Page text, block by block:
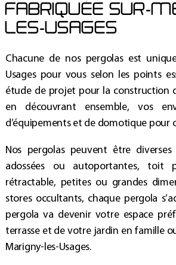
FABRIQUÉE SUR-
LES-USAGES
Chacune de nos pergolasest
Usagespour vous selon les points
étude de projet pour la construction
en découvrant ensemble, vos
d’équipements et de domotique
Nos pergolaspeuvent être diverses
adossées ou autoportantes, toit
rétractable, petites ou grandes
stores occultants, chaquepergola
pergola va devenir votre espace
terrasse et de votre jardin en famille
Marigny-les-Usages.